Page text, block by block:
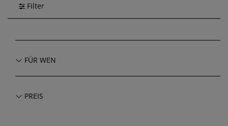
Filter
FÜR WEN
PREIS